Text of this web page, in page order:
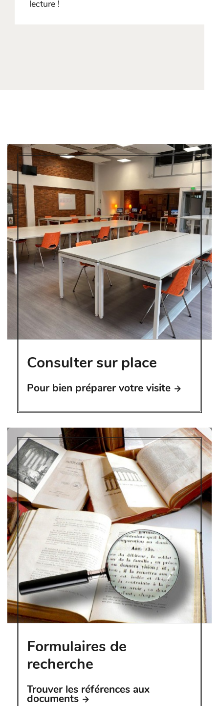
lecture !
Consulter sur place
Pour bien préparer votre visite
Formulaires de
recherche
Trouver les références aux
documents